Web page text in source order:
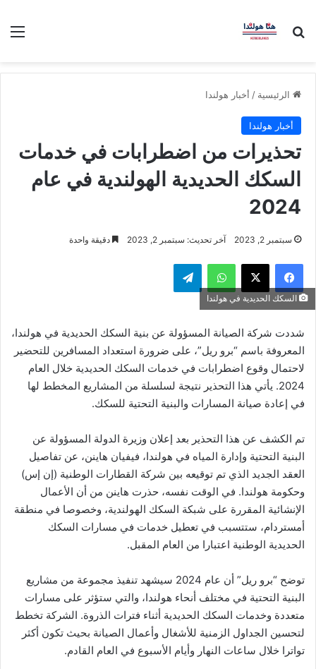
بحث عن
الرئيسية / أخبار هولندا
أخبار هولندا
تحذيرات من اضطرابات في خدمات
السكك الحديدية الهولندية في عام
2024
سبتمبر 2, 2023 آخر تحديث: سبتمبر 2, 2023 دقيقة واحدة
فيسبوك ‫X واتساب تيلقرام
السكك الحديدية في هولندا
شددت شركة الصيانة المسؤولة عن بنية السكك الحديدية في هولندا،
المعروفة باسم “برو ريل”، على ضرورة استعداد المسافرين للتحضير
لاحتمال وقوع اضطرابات في خدمات السكك الحديدية خلال العام
2024. يأتي هذا التحذير نتيجة لسلسلة من المشاريع المخطط لها
في إعادة صيانة المسارات والبنية التحتية للسكك.
تم الكشف عن هذا التحذير بعد إعلان وزيرة الدولة المسؤولة عن
البنية التحتية وإدارة المياه في هولندا، فيفيان هاينن، عن تفاصيل
العقد الجديد الذي تم توقيعه بين شركة القطارات الوطنية (إن إس)
وحكومة هولندا. في الوقت نفسه، حذرت هاينن من أن الأعمال
الإنشائية المقررة على شبكة السكك الهولندية، وخصوصا في منطقة
أمستردام، ستتسبب في تعطيل خدمات في مسارات السكك
الحديدية الوطنية اعتبارا من العام المقبل.
توضح “برو ريل” أن عام 2024 سيشهد تنفيذ مجموعة من مشاريع
البنية التحتية في مختلف أنحاء هولندا، والتي ستؤثر على مسارات
متعددة وخدمات السكك الحديدية أثناء فترات الذروة. الشركة تخطط
لتحسين الجداول الزمنية للأشغال وأعمال الصيانة بحيث تكون أكثر
تواترا خلال ساعات النهار وأيام الأسبوع في العام القادم.